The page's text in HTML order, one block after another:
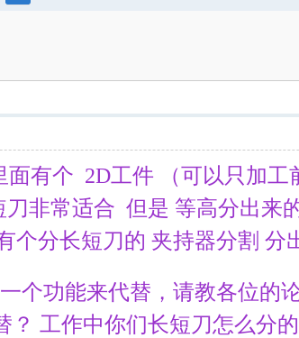
有个 2D工件 （可以只加工
非常适合 但是 等高分出来
个分长短刀的 夹持器分割
个功能来代替，请教各位的
工作中你们长短刀怎么分